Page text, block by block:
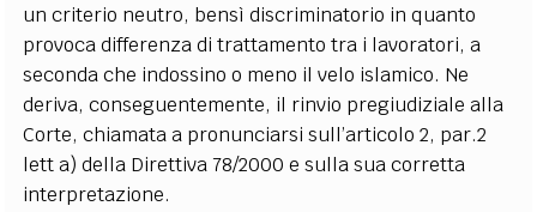
un criterio neutro, bensì discriminatorio in quanto
provoca differenza di trattamento tra i lavoratori, a
seconda che indossino o meno il velo islamico. Ne
deriva, conseguentemente, il rinvio pregiudiziale alla
Corte, chiamata a pronunciarsi sull’articolo 2, par.2
lett a) della Direttiva 78/2000 e sulla sua corretta
interpretazione.